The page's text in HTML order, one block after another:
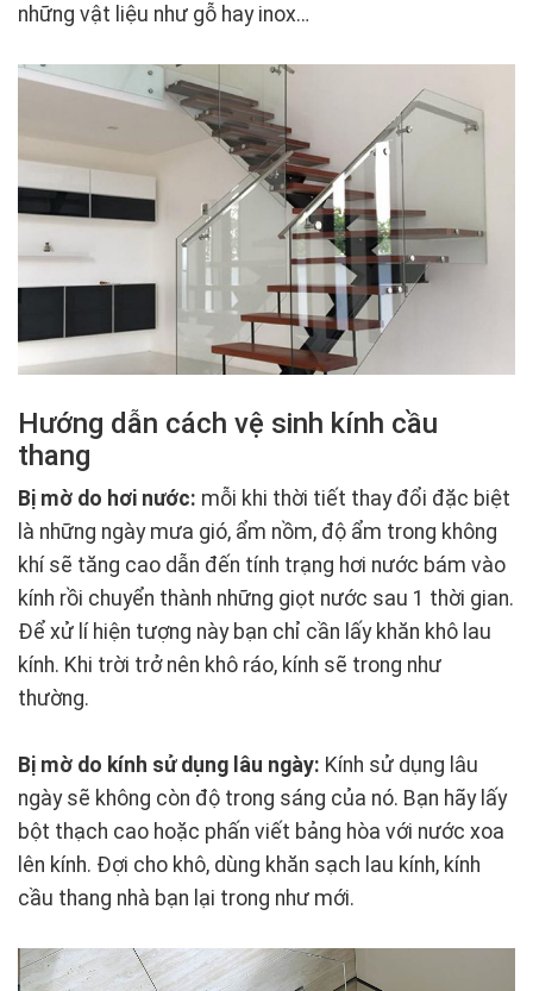
những vật liệu như gỗ hay inox…
Hướng dẫn cách vệ sinh kính cầu
thang
Bị mờ do hơi nước: mỗi khi thời tiết thay đổi đặc biệt
là những ngày mưa gió, ẩm nồm, độ ẩm trong không
khí sẽ tăng cao dẫn đến tính trạng hơi nước bám vào
kính rồi chuyển thành những giọt nước sau 1 thời gian.
Để xử lí hiện tượng này bạn chỉ cần lấy khăn khô lau
kính. Khi trời trở nên khô ráo, kính sẽ trong như
thường.
Bị mờ do kính sử dụng lâu ngày: Kính sử dụng lâu
ngày sẽ không còn độ trong sáng của nó. Bạn hãy lấy
bột thạch cao hoặc phấn viết bảng hòa với nước xoa
lên kính. Đợi cho khô, dùng khăn sạch lau kính, kính
cầu thang nhà bạn lại trong như mới.